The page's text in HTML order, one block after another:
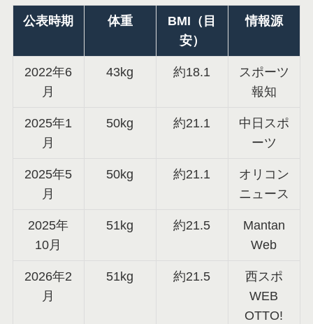
公表時期 体重
BMI（目
安）
情報源
2022年6
月
43kg 約18.1
スポーツ
報知
2025年1
月
50kg 約21.1
中日スポ
ーツ
2025年5
月
50kg 約21.1
オリコン
ニュース
2025年
10月
51kg 約21.5
Mantan
Web
2026年2
月
51kg 約21.5
西スポ
WEB
OTTO!